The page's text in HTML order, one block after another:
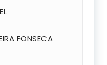
FONSECA